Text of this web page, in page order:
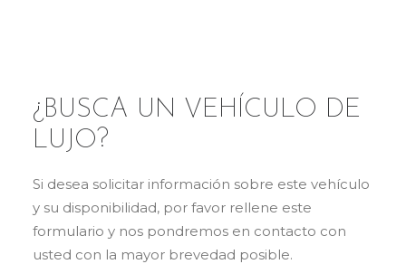
¿BUSCA UN VEHÍCULO DE
LUJO?
Si desea solicitar información sobre este vehículo
y su disponibilidad, por favor rellene este
formulario y nos pondremos en contacto con
usted con la mayor brevedad posible.